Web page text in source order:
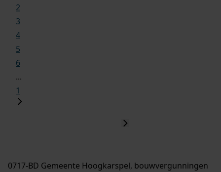
2
3
4
5
6
...
1
0717-BD Gemeente Hoogkarspel, bouwvergunningen